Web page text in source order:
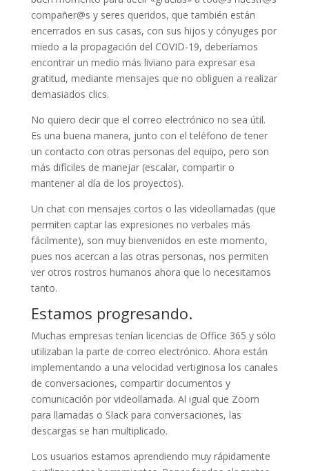
compañer@s y seres queridos, que también están
encerrados en sus casas, con sus hijos y cónyuges por
miedo a la propagación del COVID-19, deberíamos
encontrar un medio más liviano para expresar esa
gratitud, mediante mensajes que no obliguen a realizar
demasiados clics.
No quiero decir que el correo electrónico no sea útil.
Es una buena manera, junto con el teléfono de tener
un contacto con otras personas del equipo, pero son
más difíciles de manejar (escalar, compartir o
mantener al día de los proyectos).
Un chat con mensajes cortos o las videollamadas (que
permiten captar las expresiones no verbales más
fácilmente), son muy bienvenidos en este momento,
pues nos acercan a las otras personas, nos permiten
ver otros rostros humanos ahora que lo necesitamos
tanto.
Estamos progresando.
Muchas empresas tenían licencias de Office 365 y sólo
utilizaban la parte de correo electrónico. Ahora están
implementando a una velocidad vertiginosa los canales
de conversaciones, compartir documentos y
comunicación por videollamada. Al igual que Zoom
para llamadas o Slack para conversaciones, las
descargas se han multiplicado.
Los usuarios estamos aprendiendo muy rápidamente